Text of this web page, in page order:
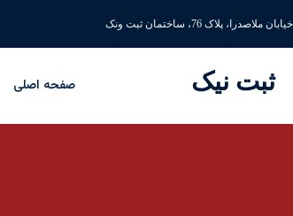
خیابان ملاصدرا، پلاک 76، ساختمان ثبت ونک
ثبت نیک صفحه اصلی